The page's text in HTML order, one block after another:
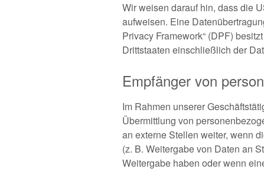
Wir weisen darauf hin, dass die
aufweisen. Eine
Privacy Framework“ (DPF)
Drittstaaten einschließlich der
Empfänger von
Im Rahmen unserer
Übermittlung von
an externe Stellen weiter, wenn
(z. B. Weitergabe von Daten an
Weitergabe haben oder wenn